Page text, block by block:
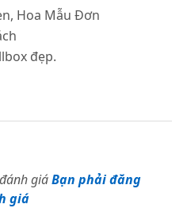
Hoa Mẫu Đơn
đẹp.
giáBạn phải đăng
giá